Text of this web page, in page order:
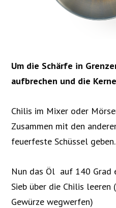
Um die Schärfe in
aufbrechen und die
Chilis im Mixer oder
Zusammen mit den
feuerfeste Schüssel geben.
Nun das Öl auf 140 Grad
Sieb über die Chilis leeren
Gewürze wegwerfen)